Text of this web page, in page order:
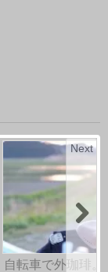
自転車で外珈琲。
Next